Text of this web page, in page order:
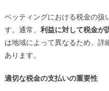
ベッティングにおける税金の扱
す。通常、 利益に対して税金が
は地域によって異なるため、
あります。
適切な税金の支払いの重要性